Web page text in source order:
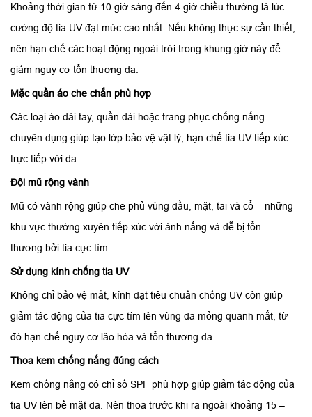
Khoảng thời gian từ 10 giờ sáng đến 4 giờ chiều thường là lúc
cường độ tia UV đạt mức cao nhất. Nếu không thực sự cần thiết,
nên hạn chế các hoạt động ngoài trời trong khung giờ này để
giảm nguy cơ tổn thương da.
Mặc quần áo che chắn phù hợp
Các loại áo dài tay, quần dài hoặc trang phục chống nắng
chuyên dụng giúp tạo lớp bảo vệ vật lý, hạn chế tia UV tiếp xúc
trực tiếp với da.
Đội mũ rộng vành
Mũ có vành rộng giúp che phủ vùng đầu, mặt, tai và cổ – những
khu vực thường xuyên tiếp xúc với ánh nắng và dễ bị tổn
thương bởi tia cực tím.
Sử dụng kính chống tia UV
Không chỉ bảo vệ mắt, kính đạt tiêu chuẩn chống UV còn giúp
giảm tác động của tia cực tím lên vùng da mỏng quanh mắt, từ
đó hạn chế nguy cơ lão hóa và tổn thương da.
Thoa kem chống nắng đúng cách
Kem chống nắng có chỉ số SPF phù hợp giúp giảm tác động của
tia UV lên bề mặt da. Nên thoa trước khi ra ngoài khoảng 15 –